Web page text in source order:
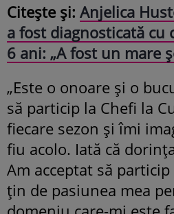
Citește și: Anjelica
a fost diagnosticată cu
6 ani: „A fost un mare
„Este o onoare și o
să particip la Chefi la
fiecare sezon și îmi
fiu acolo. Iată că
Am acceptat să
țin de pasiunea mea